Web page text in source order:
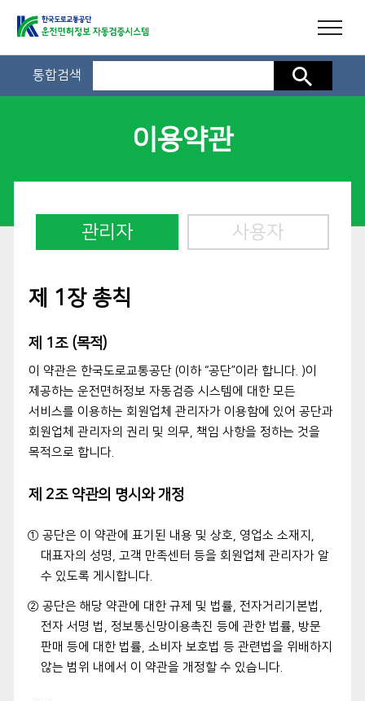
통합검색 검색
이용약관
관리자 사용자
제 1장 총칙
제 1조 (목적)
이 약관은 한국도로교통공단 (이하 “공단”이라 합니다. )이
제공하는 운전면허정보 자동검증 시스템에 대한 모든
서비스를 이용하는 회원업체 관리자가 이용함에 있어 공단과
회원업체 관리자의 권리 및 의무, 책임 사항을 정하는 것을
목적으로 합니다.
제 2조 약관의 명시와 개정
① 공단은 이 약관에 표기된 내용 및 상호, 영업소 소재지,
대표자의 성명, 고객 만족센터 등을 회원업체 관리자가 알
수 있도록 게시합니다.
② 공단은 해당 약관에 대한 규제 및 법률, 전자거리기본법,
전자 서명 법, 정보통신망이용촉진 등에 관한 법률, 방문
판매 등에 대한 법률, 소비자 보호법 등 관련법을 위배하지
않는 범위 내에서 이 약관을 개정할 수 있습니다.